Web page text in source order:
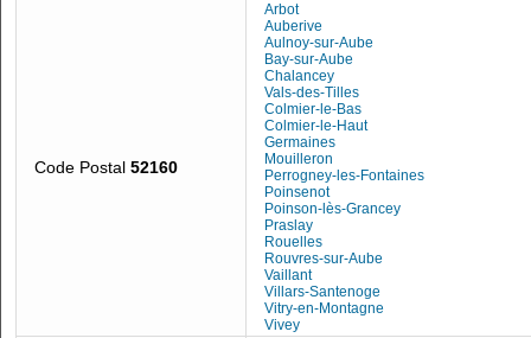
Code Postal 52160
Arbot
Auberive
Aulnoy-sur-Aube
Bay-sur-Aube
Chalancey
Vals-des-Tilles
Colmier-le-Bas
Colmier-le-Haut
Germaines
Mouilleron
Perrogney-les-Fontaines
Poinsenot
Poinson-lès-Grancey
Praslay
Rouelles
Rouvres-sur-Aube
Vaillant
Villars-Santenoge
Vitry-en-Montagne
Vivey